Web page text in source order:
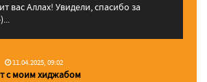
вас Аллаx! Увидели, спасибо за
11.04.2025, 09:02
с моим хиджабом